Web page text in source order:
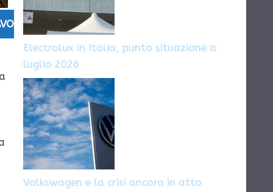
Electrolux in Italia, punto situazione a
luglio 2026
Volkswagen e la crisi ancora in atto